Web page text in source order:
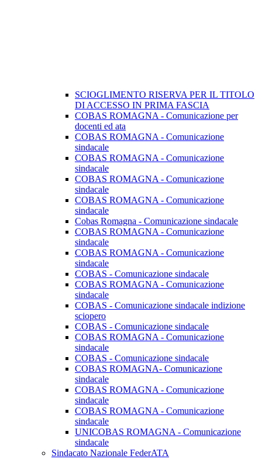
SCIOGLIMENTO RISERVA PER IL TITOLO
DI ACCESSO IN PRIMA FASCIA
COBAS ROMAGNA - Comunicazione per
docenti ed ata
COBAS ROMAGNA - Comunicazione
sindacale
COBAS ROMAGNA - Comunicazione
sindacale
COBAS ROMAGNA - Comunicazione
sindacale
COBAS ROMAGNA - Comunicazione
sindacale
Cobas Romagna - Comunicazione sindacale
COBAS ROMAGNA - Comunicazione
sindacale
COBAS ROMAGNA - Comunicazione
sindacale
COBAS - Comunicazione sindacale
COBAS ROMAGNA - Comunicazione
sindacale
COBAS - Comunicazione sindacale indizione
sciopero
COBAS - Comunicazione sindacale
COBAS ROMAGNA - Comunicazione
sindacale
COBAS - Comunicazione sindacale
COBAS ROMAGNA- Comunicazione
sindacale
COBAS ROMAGNA - Comunicazione
sindacale
COBAS ROMAGNA - Comunicazione
sindacale
UNICOBAS ROMAGNA - Comunicazione
sindacale
Sindacato Nazionale FederATA